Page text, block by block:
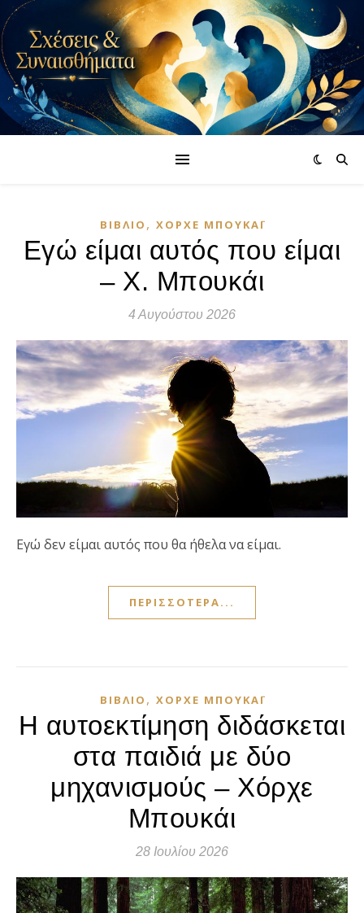
ΒΙΒΛΊΟ , ΧΌΡΧΕ ΜΠΟΥΚΆΙ
Εγώ είμαι αυτός που είμαι
– Χ. Μπουκάι
4 Αυγούστου 2026
Εγώ δεν είμαι αυτός που θα ήθελα να είμαι.
ΠΕΡΙΣΣΌΤΕΡΑ...
ΒΙΒΛΊΟ , ΧΌΡΧΕ ΜΠΟΥΚΆΙ
Η αυτοεκτίμηση διδάσκεται
στα παιδιά με δύο
μηχανισμούς – Χόρχε
Μπουκάι
28 Ιουλίου 2026